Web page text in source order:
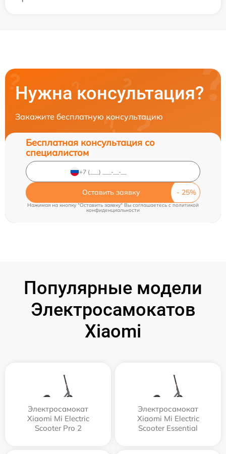
Нужна консультация?
Закажите бесплатную консультацию
Бесплатная консультация со
специалистом
Оставить заявку
Нажимая на кнопку "Оставить заявку" Вы соглашаетесь cполитикой
конфиденциальности
Популярные модели
Электросамокатов
Xiaomi
Электросамокат
Xiaomi Mi Electric
Scooter Pro 2
Электросамокат
Xiaomi Mi Electric
Scooter Essential